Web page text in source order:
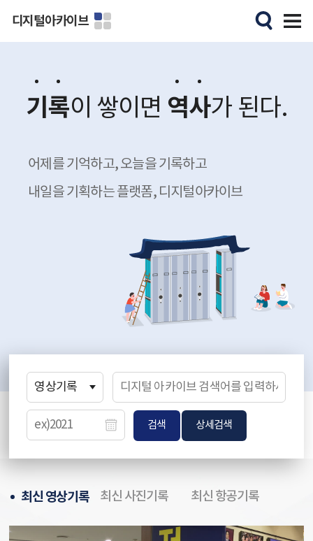
디지털아카이브
기 록이 쌓이면 역사가 된다.
어제를 기억하고, 오늘을 기록하고
내일을 기획하는 플랫폼, 디지털아카이브
검색 상세검색
최신 영상기록 최신 사진기록 최신 항공기록